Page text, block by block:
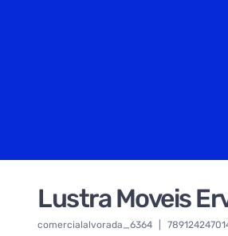
Lustra Moveis
comercialalvorada_6364